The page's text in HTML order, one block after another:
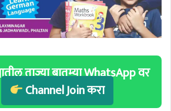
ताज्या बातम्या WhatsApp वर
Channel Join करा